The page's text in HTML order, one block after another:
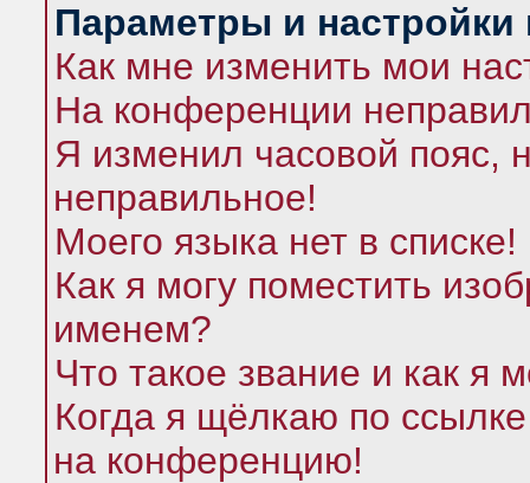
Параметры и настройки
Как мне изменить мои
На конференции
Я изменил часовой пояс,
неправильное!
Моего языка нет в списке!
Как я могу поместить
именем?
Что такое звание и как я
Когда я щёлкаю по
на конференцию!